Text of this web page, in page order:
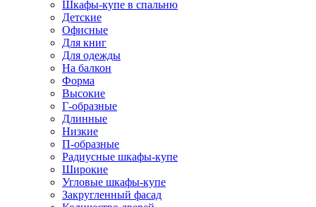
Шкафы-купе в спальню
Детские
Офисные
Для книг
Для одежды
На балкон
Форма
Высокие
Г-образные
Длинные
Низкие
П-образные
Радиусные шкафы-купе
Широкие
Угловые шкафы-купе
Закругленный фасад